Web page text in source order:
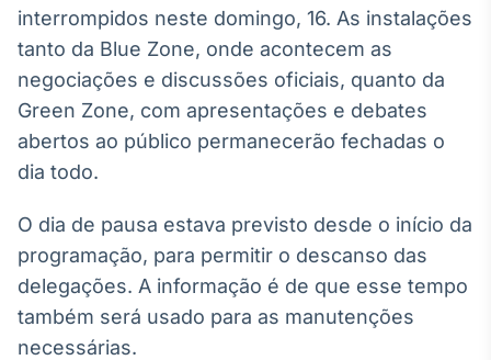
O setor de
energia elétrica
no Brasil
Broadcast
conteúdos
personalizados
Soluções de Dados
e Conteúdos
Broadcast
interrompidos neste domingo, 16. As instalações
tanto da Blue Zone, onde acontecem as
negociações e discussões oficiais, quanto da
Green Zone, com apresentações e debates
abertos ao público permanecerão fechadas o
dia todo.
O dia de pausa estava previsto desde o início da
programação, para permitir o descanso das
delegações. A informação é de que esse tempo
também será usado para as manutenções
necessárias.